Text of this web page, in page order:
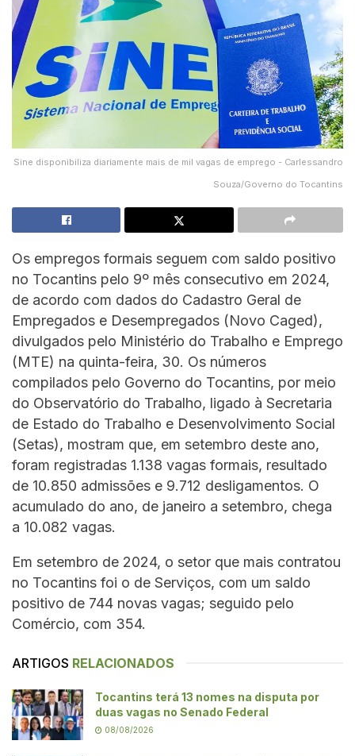
Sine disponibiliza diariamente mais de mil vagas de emprego - Carlessandro
Souza/Governo do Tocantins
Os empregos formais seguem com saldo positivo
no Tocantins pelo 9º mês consecutivo em 2024,
de acordo com dados do Cadastro Geral de
Empregados e Desempregados (Novo Caged),
divulgados pelo Ministério do Trabalho e Emprego
(MTE) na quinta-feira, 30. Os números
compilados pelo Governo do Tocantins, por meio
do Observatório do Trabalho, ligado à Secretaria
de Estado do Trabalho e Desenvolvimento Social
(Setas), mostram que, em setembro deste ano,
foram registradas 1.138 vagas formais, resultado
de 10.850 admissões e 9.712 desligamentos. O
acumulado do ano, de janeiro a setembro, chega
a 10.082 vagas.
Em setembro de 2024, o setor que mais contratou
no Tocantins foi o de Serviços, com um saldo
positivo de 744 novas vagas; seguido pelo
Comércio, com 354.
ARTIGOS RELACIONADOS
Tocantins terá 13 nomes na disputa por
duas vagas no Senado Federal
08/08/2026